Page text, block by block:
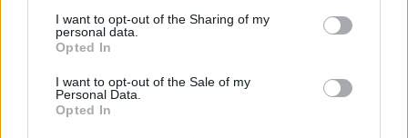
I want to opt-out of the Sharing of my
personal data.
Opted In
I want to opt-out of the Sale of my
Personal Data.
Opted In
Prodej hybridních vozů se do konce července zvýšil o
16 procent na 43 653 vozů
8.8.2026 01:18 (ČTK)
Prodej nových aut s hybridním